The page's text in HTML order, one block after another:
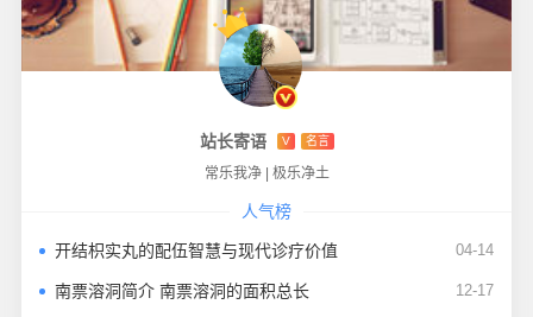
站长寄语 V 名言
常乐我净 极乐净土
人气榜
开结枳实丸的配伍智慧与现代诊疗价值 04-14
南票溶洞简介 南票溶洞的面积总长 12-17